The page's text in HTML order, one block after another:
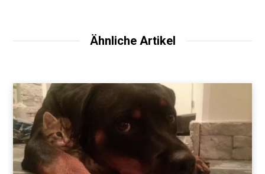
Ähnliche Artikel